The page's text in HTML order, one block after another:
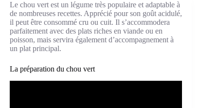
Le chou vert est un légume très populaire et adaptable à
de nombreuses recettes. Apprécié pour son goût acidulé,
il peut être consommé cru ou cuit. Il s’accommodera
parfaitement avec des plats riches en viande ou en
poisson, mais servira également d’accompagnement à
un plat principal.
La préparation du chou vert